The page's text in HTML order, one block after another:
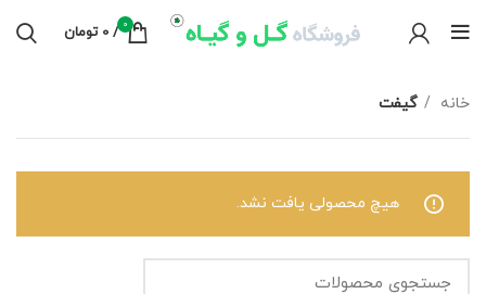
0
/
0 تومان
خانه گیفت
هیچ محصولی یافت نشد.